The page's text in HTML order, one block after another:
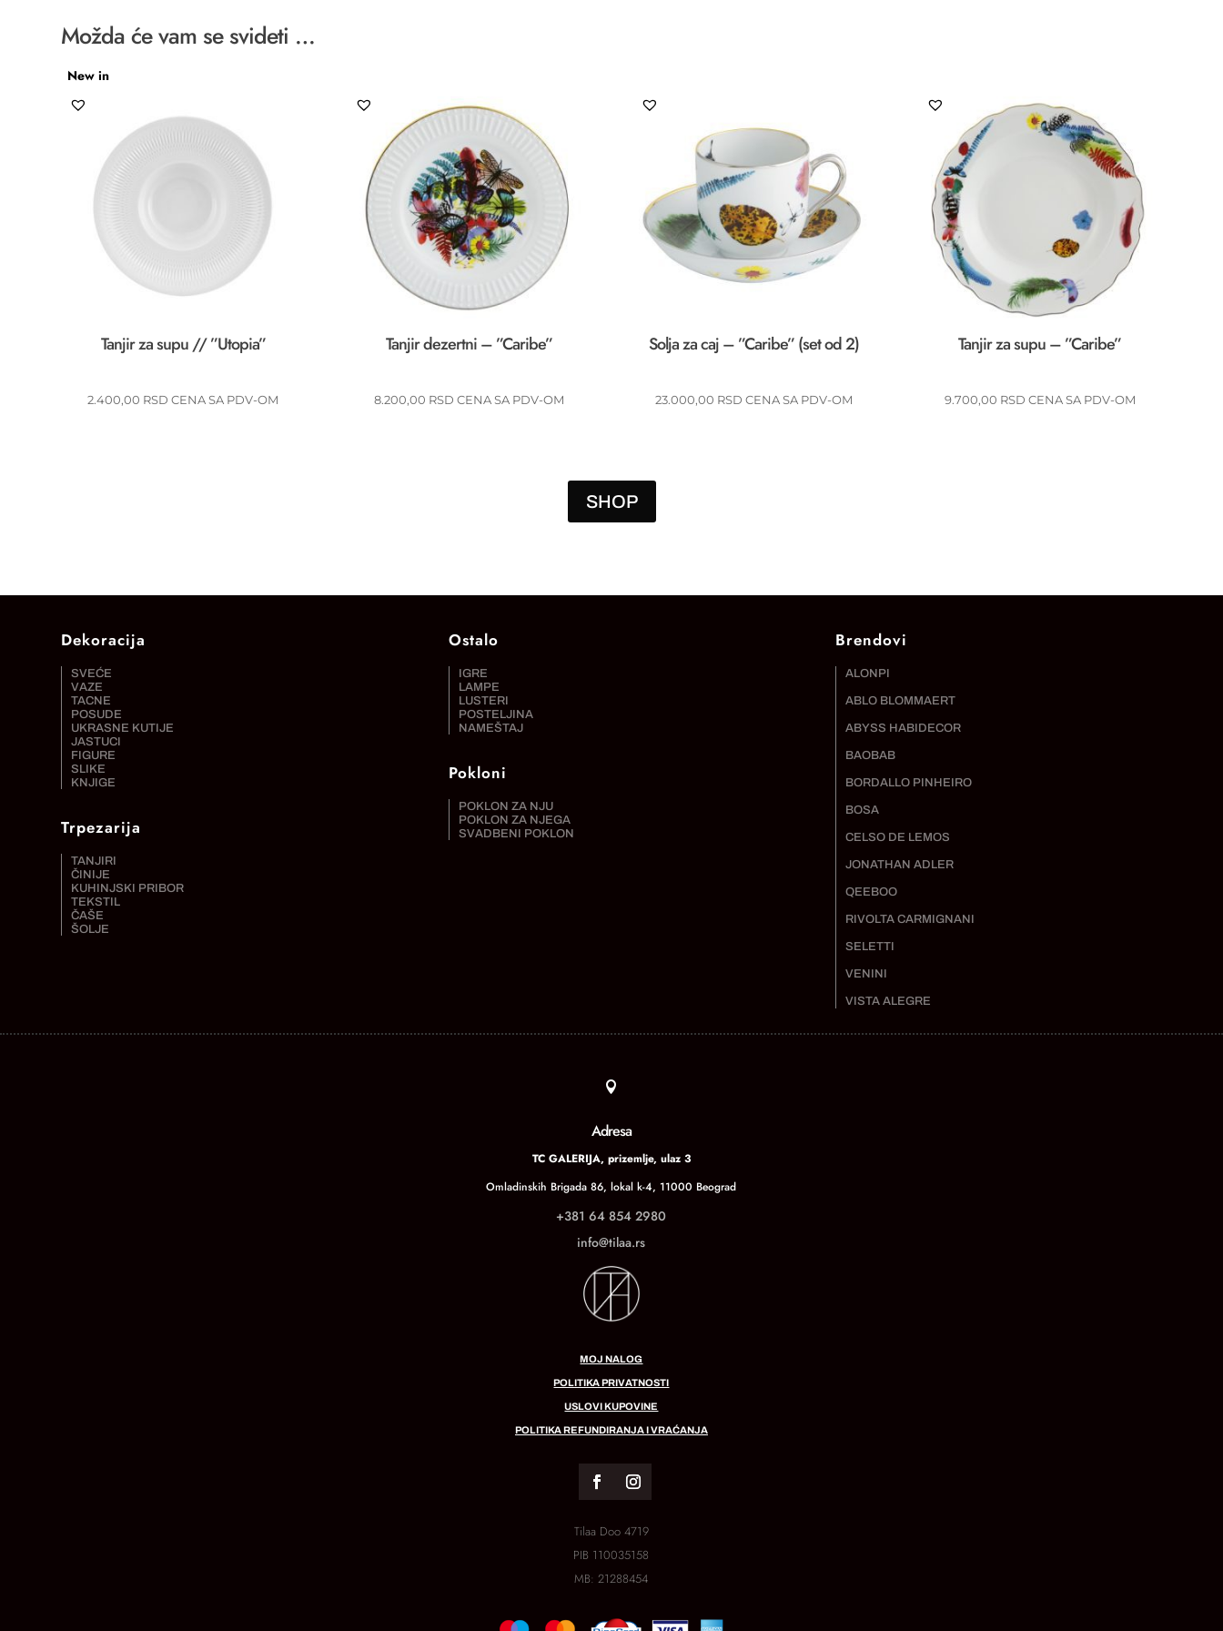
Možda će vam se svideti …
New in
Tanjir za supu // ”Utopia”
2.400,00 RSD CENA SA PDV-OM
Tanjir dezertni – ”Caribe”
8.200,00 RSD CENA SA PDV-OM
Solja za caj – ”Caribe” (set od 2)
23.000,00 RSD CENA SA PDV-OM
Tanjir za supu – ”Caribe”
9.700,00 RSD CENA SA PDV-OM
SHOP
Dekoracija
SVEĆE
VAZE
TACNE
POSUDE
UKRASNE KUTIJE
JASTUCI
FIGURE
SLIKE
KNJIGE
Trpezarija
TANJIRI
ČINIJE
KUHINJSKI PRIBOR
TEKSTIL
ČAŠE
ŠOLJE
Ostalo
IGRE
LAMPE
LUSTERI
POSTELJINA
NAMEŠTAJ
Pokloni
POKLON ZA NJU
POKLON ZA NJEGA
SVADBENI POKLON
Brendovi
ALONPI
ABLO BLOMMAERT
ABYSS HABIDECOR
BAOBAB
BORDALLO PINHEIRO
BOSA
CELSO DE LEMOS
JONATHAN ADLER
QEEBOO
RIVOLTA CARMIGNANI
SELETTI
VENINI
VISTA ALEGRE

Adresa
TC GALERIJA, prizemlje, ulaz 3
Omladinskih Brigada 86, lokal k-4, 11000 Beograd
+381 64 854 2980
info@tilaa.rs
MOJ NALOG
POLITIKA PRIVATNOSTI
USLOVI KUPOVINE
POLITIKA REFUNDIRANJA I VRAĆANJA
Tilaa Doo 4719
PIB 110035158
MB:21288454